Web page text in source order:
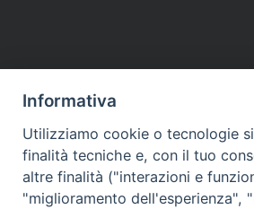
Informativa
Utilizziamo cookie o tecnologie
finalità tecniche e, con il tuo
altre finalità ("interazioni e
"miglioramento dell'esperienza",